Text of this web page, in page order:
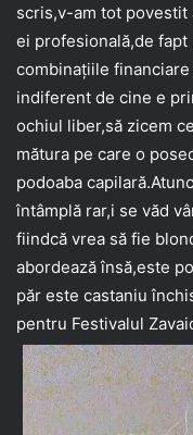
scris,v-am tot povestit
ei profesională,de
combinațiile
indiferent de cine e
ochiul liber,să zicem
mătura pe care o
podoaba
întâmplă rar,i se văd
fiindcă vrea să fie
abordează însă,este
păr este castaniu
pentru Festivalul